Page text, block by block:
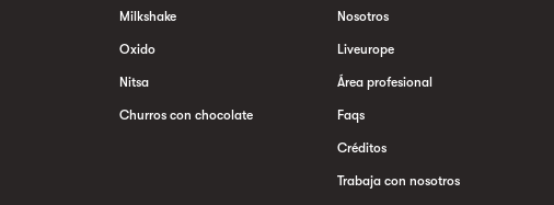
Milkshake
Oxido
Nitsa
Churros con chocolate
Nosotros
Liveurope
Área profesional
Faqs
Créditos
Trabaja con nosotros